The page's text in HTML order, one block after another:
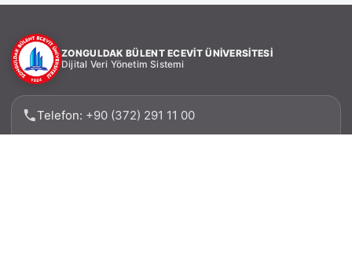
ZONGULDAK BÜLENT ECEVİT ÜNİVERSİTESİ
Dijital Veri Yönetim Sistemi
Telefon: +90 (372) 291 11 00